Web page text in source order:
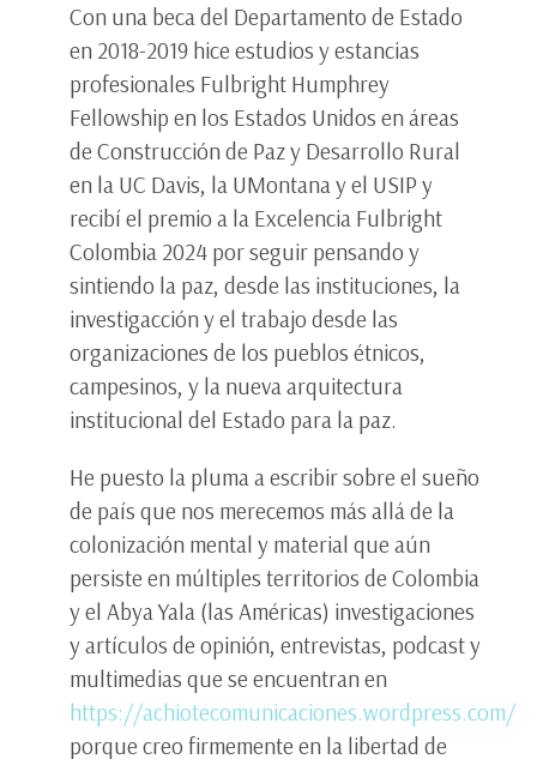
Con una beca del Departamento de Estado
en 2018-2019 hice estudios y estancias
profesionales Fulbright Humphrey
Fellowship en los Estados Unidos en áreas
de Construcción de Paz y Desarrollo Rural
en la UC Davis, la UMontana y el USIP y
recibí el premio a la Excelencia Fulbright
Colombia 2024 por seguir pensando y
sintiendo la paz, desde las instituciones, la
investigacción y el trabajo desde las
organizaciones de los pueblos étnicos,
campesinos, y la nueva arquitectura
institucional del Estado para la paz.
He puesto la pluma a escribir sobre el sueño
de país que nos merecemos más allá de la
colonización mental y material que aún
persiste en múltiples territorios de Colombia
y el Abya Yala (las Américas) investigaciones
y artículos de opinión, entrevistas, podcast y
multimedias que se encuentran en
https://achiotecomunicaciones.wordpress.com/
porque creo firmemente en la libertad de